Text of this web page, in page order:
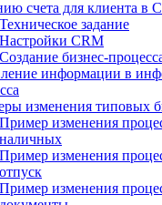
счета для клиента в
Техническое задание
Настройки CRM
Создание бизнес-
информации в
изменения типовых
Пример изменения
наличных
Пример изменения
отпуск
Пример изменения